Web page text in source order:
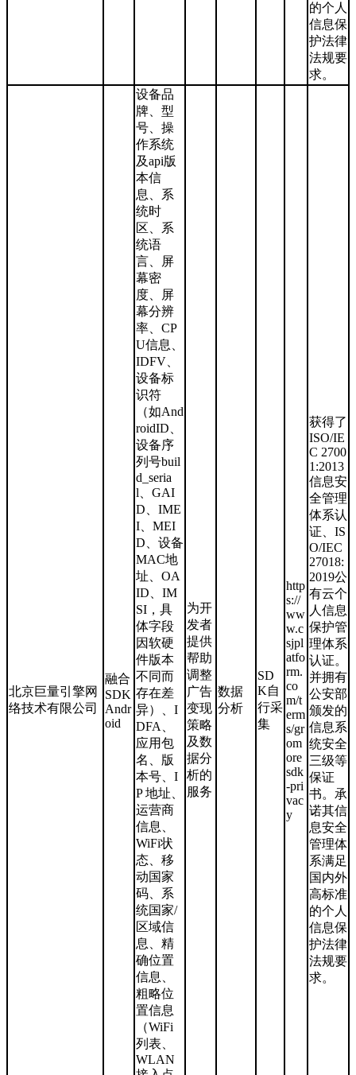
的个人
信息保
护法律
法规要
求。
北京巨量引擎网
络技术有限公司
融合
SDK
Andr
oid
设备品
牌、型
号、操
作系统
及api版
本信
息、系
统时
区、系
统语
言、屏
幕密
度、屏
幕分辨
率、CP
U信息、
IDFV、
设备标
识符
（如And
roidID、
设备序
列号buil
d_seria
l、GAI
D、IME
I、MEI
D、设备
MAC地
址、OA
ID、IM
SI，具
体字段
因软硬
件版本
不同而
存在差
异）、I
DFA、
应用包
名、版
本号、I
P 地址、
运营商
信息、
WiFi状
态、移
动国家
码、系
统国家/
区域信
息、精
确位置
信息、
粗略位
置信息
（WiFi
列表、
WLAN
为开
发者
提供
帮助
调整
广告
变现
策略
及数
据分
析的
服务
数据
分析
SD
K自
行采
集
http
s://
ww
w.c
sjpl
atfo
rm.
co
m/t
erm
s/gr
om
ore
sdk
-pri
vac
y
获得了
ISO/IE
C 2700
1:2013
信息安
全管理
体系认
证、IS
O/IEC
27018:
2019公
有云个
人信息
保护管
理体系
认证。
并拥有
公安部
颁发的
信息系
统安全
三级等
保证
书。承
诺其信
息安全
管理体
系满足
国内外
高标准
的个人
信息保
护法律
法规要
求。